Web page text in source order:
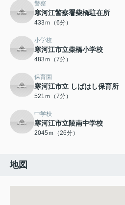
警察
寒河江警察署柴橋駐在所
433ｍ（6分）
小学校
寒河江市立柴橋小学校
483ｍ（7分）
保育園
寒河江市立 しばはし保育所
521ｍ（7分）
中学校
寒河江市立陵南中学校
2045ｍ（26分）
地図